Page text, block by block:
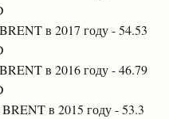
в 2017 году - 54.53
в 2016 году - 46.79
в 2015 году - 53.3